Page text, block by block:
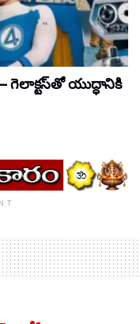
గెలాక్టస్‌తో యుద్ధానికి